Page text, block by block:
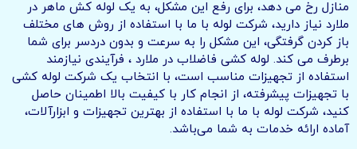
منازل رخ می دهد، برای رفع این مشکل، به یک لوله کش ماهر در
ملارد نیاز دارید، شرکت لوله با ما با استفاده از روش های مختلف
باز کردن گرفتگی، این مشکل را به سرعت و بدون دردسر برای شما
برطرف می کند. لوله کشی فاضلاب در ملارد ، فرآیندی نیازمند
استفاده از تجهیزات مناسب است، با انتخاب یک شرکت لوله کشی
با تجهیزات پیشرفته، از انجام کار با کیفیت بالا اطمینان حاصل
کنید، شرکت لوله با ما با استفاده از بهترین تجهیزات و ابزارآلات،
آماده ارائه خدمات به شما می‌باشد.